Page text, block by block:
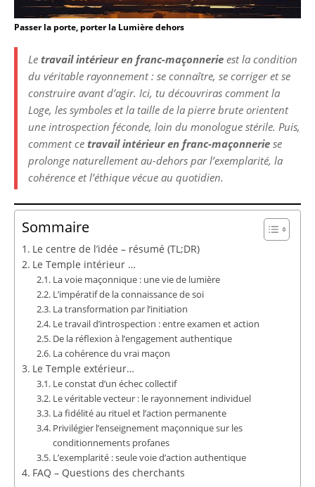
Passer la porte, porter la Lumière dehors
Le travail intérieur en franc-maçonnerie est la condition
du véritable rayonnement : se connaître, se corriger et se
construire avant d’agir. Ici, tu découvriras comment la
Loge, les symboles et la taille de la pierre brute orientent
une introspection féconde, loin du monologue stérile. Puis,
comment ce travail intérieur en franc-maçonnerie se
prolonge naturellement au-dehors par l’exemplarité, la
cohérence et l’éthique vécue au quotidien.
Sommaire
Le centre de l’idée – résumé (TL;DR)
Le Temple intérieur …
La voie maçonnique : une vie de lumière
L’impératif de la connaissance de soi
La transformation par l’initiation
Le travail d’introspection : entre examen et action
De la réflexion à l’engagement authentique
La cohérence du vrai maçon
Le Temple extérieur…
Le constat d’un échec collectif
Le véritable vecteur : le rayonnement individuel
La fidélité au rituel et l’action permanente
Privilégier l’enseignement maçonnique sur les
conditionnements profanes
L’exemplarité : seule voie d’action authentique
FAQ – Questions des cherchants